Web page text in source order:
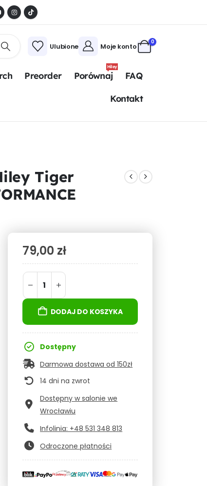
Ulubione Moje konto
0
Preorder Porównaj
Hiley
FAQ
Kontakt
Tiger
79,00 zł
DODAJ DO KOSZYKA
Dostępny
Darmowa dostawa od 150zł
14 dni na zwrot
Dostępny w salonie we
Wrocławiu
Infolinia: +48 531 348 813
Odroczone płatności